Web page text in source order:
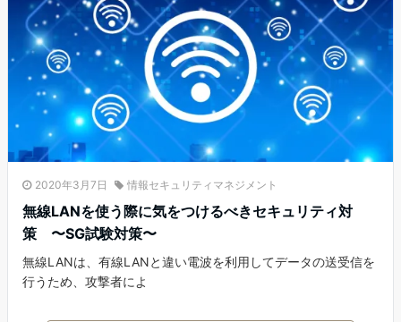
2020年3月7日 情報セキュリティマネジメント
無線LANを使う際に気をつけるべきセキュリティ対
策 〜SG試験対策〜
無線LANは、有線LANと違い電波を利用してデータの送受信を
行うため、攻撃者によ